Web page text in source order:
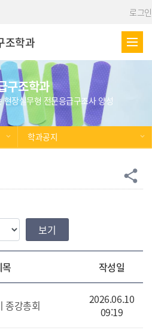
로그인
조학과
구조학과
현장실무형 전문응급구조사 양성
학과공지
공
share
질 게시물 갯수
작성일
종강총회
2026.06.10
09:19